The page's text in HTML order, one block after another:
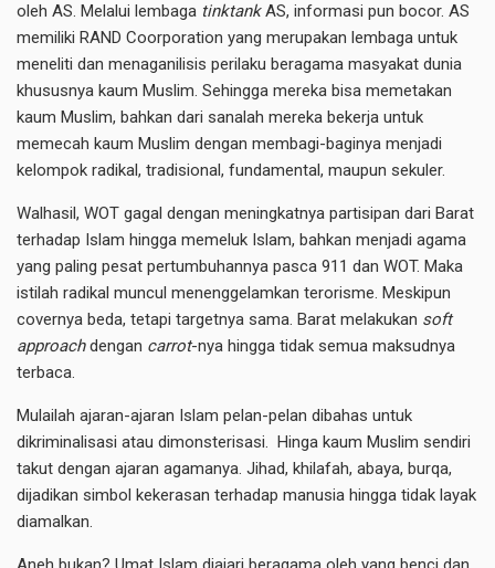
oleh AS. Melalui lembaga tinktankAS, informasi pun bocor. AS
memiliki RAND Coorporation yang merupakan lembaga untuk
meneliti dan menaganilisis perilaku beragama masyakat dunia
khususnya kaum Muslim. Sehingga mereka bisa memetakan
kaum Muslim, bahkan dari sanalah mereka bekerja untuk
memecah kaum Muslim dengan membagi-baginya menjadi
kelompok radikal, tradisional, fundamental, maupun sekuler.
Walhasil, WOT gagal dengan meningkatnya partisipan dari Barat
terhadap Islam hingga memeluk Islam, bahkan menjadi agama
yang paling pesat pertumbuhannya pasca 911 dan WOT. Maka
istilah radikal muncul menenggelamkan terorisme. Meskipun
covernya beda, tetapi targetnya sama. Barat melakukan soft
approachdengan carrot-nya hingga tidak semua maksudnya
terbaca.
Mulailah ajaran-ajaran Islam pelan-pelan dibahas untuk
dikriminalisasi atau dimonsterisasi. Hinga kaum Muslim sendiri
takut dengan ajaran agamanya. Jihad, khilafah, abaya, burqa,
dijadikan simbol kekerasan terhadap manusia hingga tidak layak
diamalkan.